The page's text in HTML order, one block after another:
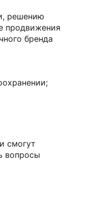
решению
продвижения
бренда
смогут
вопросы